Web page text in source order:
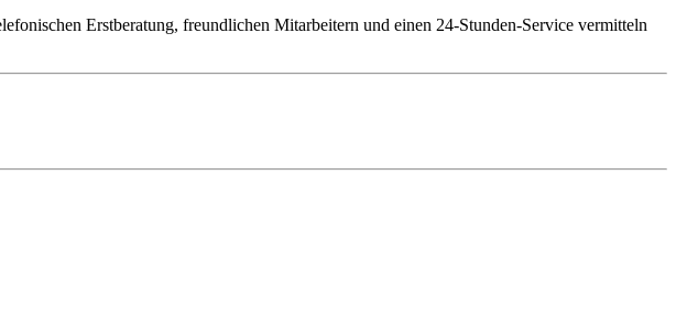
Erstberatung, freundlichen Mitarbeitern und einen 24-Stunden-Service vermitteln